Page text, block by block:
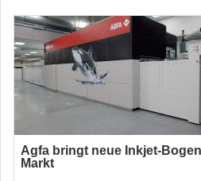
Agfa bringt neue Inkjet-
Markt